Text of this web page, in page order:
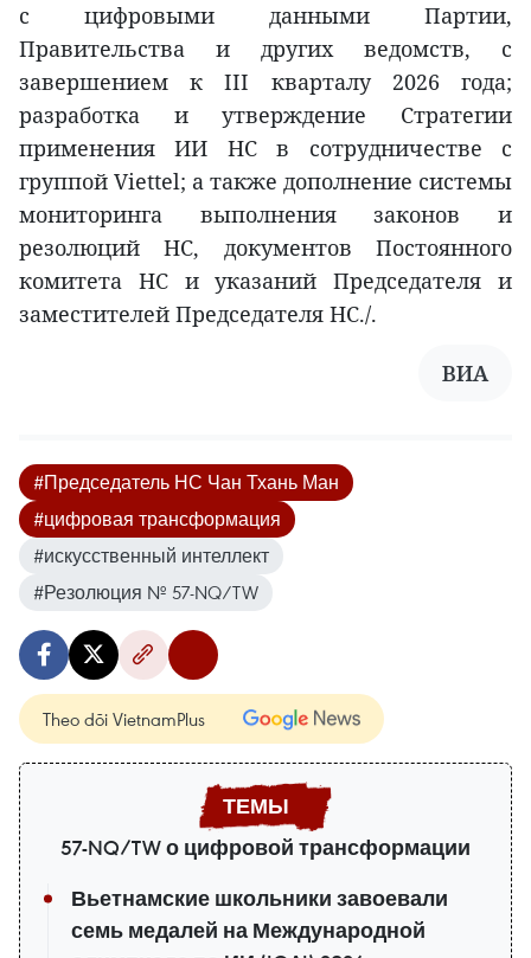
с цифровыми данными Партии,
Правительства и других ведомств, с
завершением к III кварталу 2026 года;
разработка и утверждение Стратегии
применения ИИ НС в сотрудничестве с
группой Viettel; а также дополнение системы
мониторинга выполнения законов и
резолюций НС, документов Постоянного
комитета НС и указаний Председателя и
заместителей Председателя НС./.
ВИА
#Председатель НС Чан Тхань Ман
#цифровая трансформация
#искусственный интеллект
#Резолюция № 57-NQ/TW
Theo dõi VietnamPlus
57-NQ/TW о цифровой трансформации
Вьетнамские школьники завоевали
семь медалей на Международной